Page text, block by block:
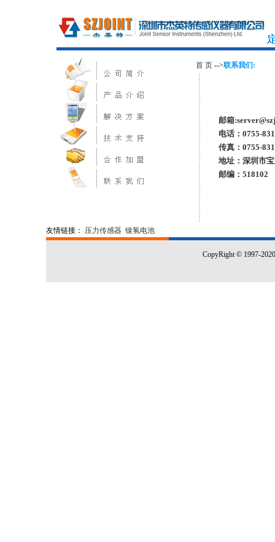
首 页 -->联系我们:
邮箱
电话：0755-
传真：0755-
地址：深圳市
邮编：518102
友情链接： 压力传感器 镍氢电池
CopyRight © 1997-2020